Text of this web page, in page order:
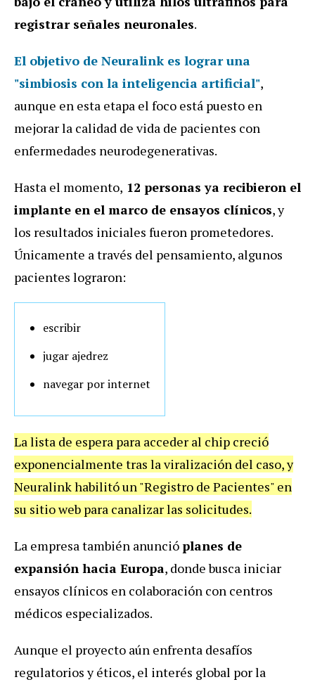
registrar señales neuronales.
El objetivo de Neuralink es lograr una
"simbiosis con la inteligencia artificial",
aunque en esta etapa el foco está puesto en
mejorar la calidad de vida de pacientes con
enfermedades neurodegenerativas.
Hasta el momento, 12 personas ya recibieron el
implante en el marco de ensayos clínicos, y
los resultados iniciales fueron prometedores.
Únicamente a través del pensamiento, algunos
pacientes lograron:
escribir
jugar ajedrez
navegar por internet
La lista de espera para acceder al chip creció
exponencialmente tras la viralización del caso, y
Neuralink habilitó un "Registro de Pacientes" en
su sitio web para canalizar las solicitudes.
La empresa también anuncióplanes de
expansión hacia Europa, donde busca iniciar
ensayos clínicos en colaboración con centros
médicos especializados.
Aunque el proyecto aún enfrenta desafíos
regulatorios y éticos, el interés global por la